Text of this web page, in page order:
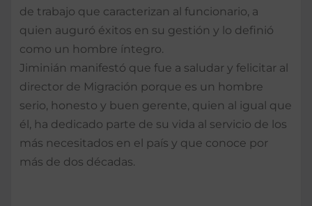
de trabajo que caracterizan al funcionario, a
quien auguró éxitos en su gestión y lo definió
como un hombre íntegro.
Jiminián manifestó que fue a saludar y felicitar al
director de Migración porque es un hombre
serio, honesto y buen gerente, quien al igual que
él, ha dedicado parte de su vida al servicio de los
más necesitados en el país y que conoce por
más de dos décadas.